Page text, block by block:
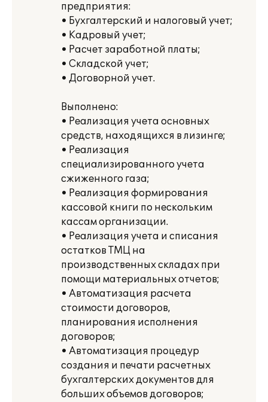
предприятия:
• Бухгалтерский и налоговый учет;
• Кадровый учет;
• Расчет заработной платы;
• Складской учет;
• Договорной учет.
Выполнено:
• Реализация учета основных
средств, находящихся в лизинге;
• Реализация
специализированного учета
сжиженного газа;
• Реализация формирования
кассовой книги по нескольким
кассам организации.
• Реализация учета и списания
остатков ТМЦ на
производственных складах при
помощи материальных отчетов;
• Автоматизация расчета
стоимости договоров,
планирования исполнения
договоров;
• Автоматизация процедур
создания и печати расчетных
бухгалтерских документов для
больших объемов договоров;